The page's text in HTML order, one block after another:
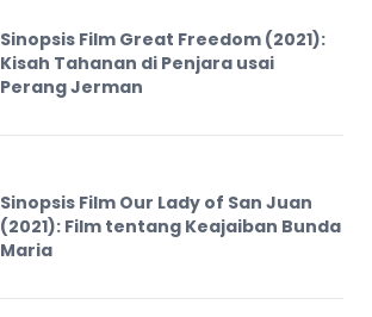
Sinopsis Film Great Freedom (2021):
Kisah Tahanan di Penjara usai
Perang Jerman
Sinopsis Film Our Lady of San Juan
(2021): Film tentang Keajaiban Bunda
Maria